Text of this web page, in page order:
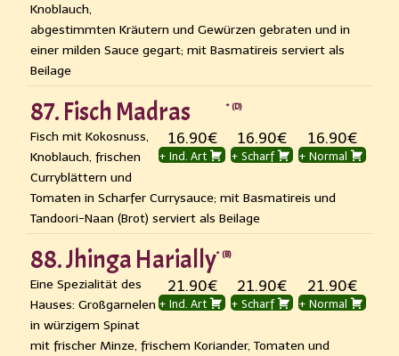
Knoblauch,
abgestimmten Kräutern und Gewürzen gebraten und in
einer milden Sauce gegart; mit Basmatireis serviert als
Beilage
87. Fisch Madras D
16.90€
+ Ind. Art
16.90€
+ Scharf
16.90€
+ Normal
Fisch mit Kokosnuss,
Knoblauch, frischen
Curryblättern und
Tomaten in Scharfer Currysauce; mit Basmatireis und
Tandoori-Naan (Brot) serviert als Beilage
88. Jhinga Harially B
21.90€
+ Ind. Art
21.90€
+ Scharf
21.90€
+ Normal
Eine Spezialität des
Hauses: Großgarnelen
in würzigem Spinat
mit frischer Minze, frischem Koriander, Tomaten und